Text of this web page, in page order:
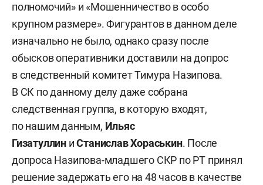
полномочий» и «Мошенничество в особо
крупном размере». Фигурантов в данном деле
изначально не было, однако сразу после
обысков оперативники доставили на допрос
в следственный комитет Тимура Назипова.
В СК по данному делу даже собрана
следственная группа, в которую входят,
по нашим данным, Ильяс
Гизатуллин иСтанислав Хораськин. После
допроса Назипова-младшего СКР по РТ принял
решение задержать его на 48 часов в качестве